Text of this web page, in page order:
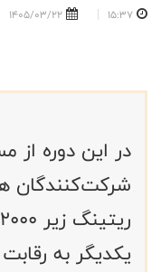
15:37
1405/03/22
در این دوره از
یکدیگر به